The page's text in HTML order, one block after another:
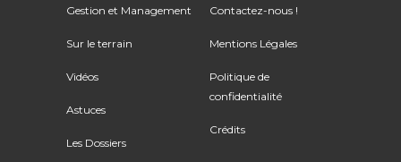
Gestion et Management
Sur le terrain
Vidéos
Astuces
Les Dossiers
Contactez-nous !
Mentions Légales
Politique de
confidentialité
Crédits